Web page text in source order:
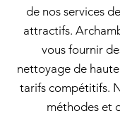
de nos services
attractifs.
vous fournir
nettoyage de
tarifs compétitifs.
méthodes et